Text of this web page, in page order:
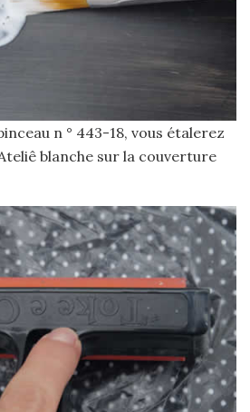
n ° 443-18, vous étalerez
blanche sur la couverture